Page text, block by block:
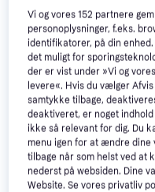
Vi og vores152 partnere
personoplysninger, f.eks.
identifikatorer, på din
det muligt for
der er vist under »Vi og
levere«. Hvis du vælger
samtykke tilbage,
deaktiveret, er noget
ikke så relevant for dig. Du
menu igen for at ændre
tilbage når som helst ved at
nederst på websiden. Dine
Website. Se vores privatliv